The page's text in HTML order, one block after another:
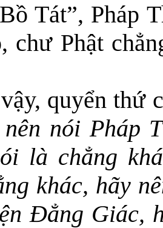
Tát”, Pháp
chư Phật
quyển thứ
nên nóiPháp
là chẳng
khác, hãy
Đẳng Giác,